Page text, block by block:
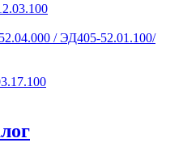
/ ЭД405-52.01.100/